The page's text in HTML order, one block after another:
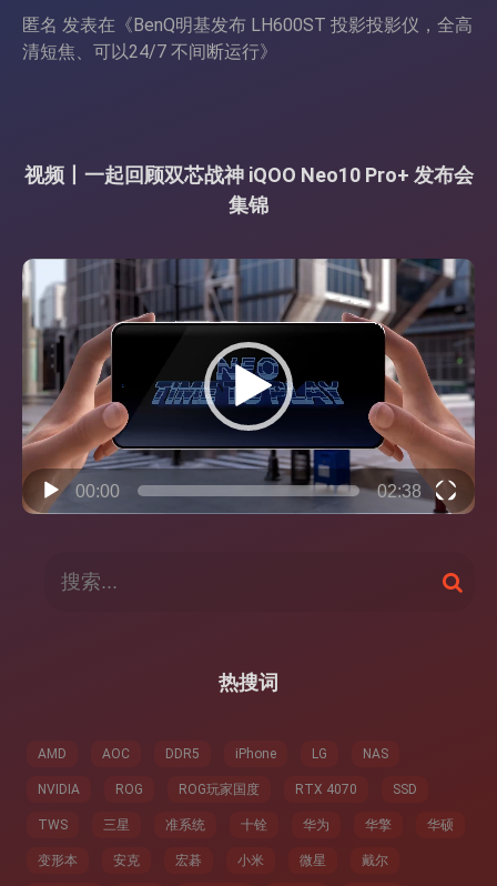
匿名 发表在《BenQ明基发布 LH600ST 投影投影仪，全高
清短焦、可以24/7 不间断运行》
视频丨一起回顾双芯战神 iQOO Neo10 Pro+ 发布会
集锦
视
频
播
放
器
00:00 02:38
搜
索
热搜词
AMD AOC DDR5 iPhone LG NAS
NVIDIA ROG ROG玩家国度 RTX 4070 SSD
TWS 三星 准系统 十铨 华为 华擎 华硕
变形本 安克 宏碁 小米 微星 戴尔